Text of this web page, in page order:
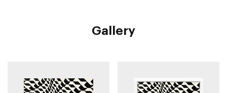
Gallery